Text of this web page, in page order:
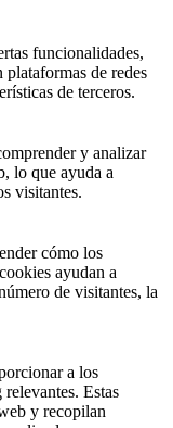
funcionalidades,
de redes
de terceros.
y analizar
lo que ayuda a
visitantes.
cómo los
ayudan a
de visitantes, la
a los
Estas
y recopilan